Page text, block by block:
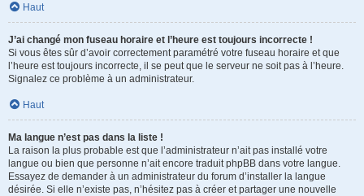
Haut
J’ai changé mon fuseau horaire et l’heure est toujours incorrecte !
Si vous êtes sûr d’avoir correctement paramétré votre fuseau horaire et que
l’heure est toujours incorrecte, il se peut que le serveur ne soit pas à l’heure.
Signalez ce problème à un administrateur.
Haut
Ma langue n’est pas dans la liste !
La raison la plus probable est que l’administrateur n’ait pas installé votre
langue ou bien que personne n’ait encore traduit phpBB dans votre langue.
Essayez de demander à un administrateur du forum d’installer la langue
désirée. Si elle n’existe pas, n’hésitez pas à créer et partager une nouvelle